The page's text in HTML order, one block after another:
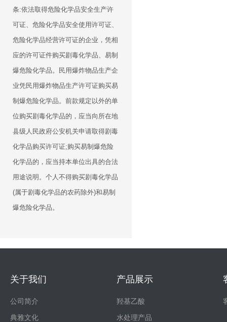
条:依法取得危险化学品安全生产许
可证、危险化学品安全使用许可证、
危险化学品经营许可证的企业，凭相
应的许可证件购买剧毒化学品、易制
爆危险化学品。民用爆炸物品生产企
业凭民用爆炸物品生产许可证购买易
制爆危险化学品。前款规定以外的单
位购买剧毒化学品的，应当向所在地
县级人民政府公安机关申请取得剧毒
化学品购买许可证;购买易制爆危险
化学品的，应当持本单位出具的合法
用途说明。个人不得购买剧毒化学品
(属于剧毒化学品的农药除外)和易制
爆危险化学品。
关于我们
公司简介
典雅文化
产品展示
羟基乙酸
水处理产品